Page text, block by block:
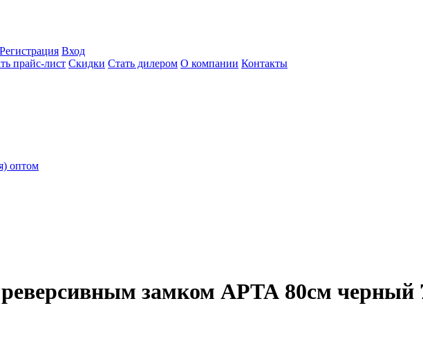
Регистрация Вход
прайс-лист Скидки Стать дилером О компании Контакты
оптом
замком АРТА 80см черный